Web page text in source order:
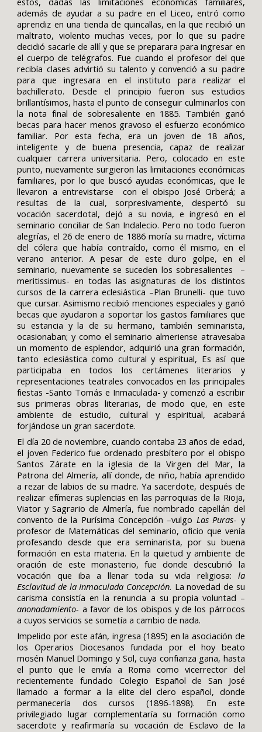
además de ayudar a su padre en el Liceo, entró como
aprendiz en una tienda de quincallas, en la que recibió un
maltrato, violento muchas veces, por lo que su padre
decidió sacarle de allí y que se preparara para ingresar en
el cuerpo de telégrafos. Fue cuando el profesor del que
recibía clases advirtió su talento y convenció a su padre
para que ingresara en el instituto para realizar el
bachillerato. Desde el principio fueron sus estudios
brillantísimos, hasta el punto de conseguir culminarlos con
la nota final de sobresaliente en 1885. También ganó
becas para hacer menos gravoso el esfuerzo económico
familiar. Por esta fecha, era un joven de 18 años,
inteligente y de buena presencia, capaz de realizar
cualquier carrera universitaria. Pero, colocado en este
punto, nuevamente surgieron las limitaciones económicas
familiares, por lo que buscó ayudas económicas, que le
llevaron a entrevistarse con el obispo José Orberá; a
resultas de la cual, sorpresivamente, despertó su
vocación sacerdotal, dejó a su novia, e ingresó en el
seminario conciliar de San Indalecio. Pero no todo fueron
alegrías, el 26 de enero de 1886 moría su madre, víctima
del cólera que había contraído, como él mismo, en el
verano anterior. A pesar de este duro golpe, en el
seminario, nuevamente se suceden los sobresalientes –
meritissimus- en todas las asignaturas de los distintos
cursos de la carrera eclesiástica –Plan Brunelli- que tuvo
que cursar. Asimismo recibió menciones especiales y ganó
becas que ayudaron a soportar los gastos familiares que
su estancia y la de su hermano, también seminarista,
ocasionaban; y como el seminario almeriense atravesaba
un momento de esplendor, adquirió una gran formación,
tanto eclesiástica como cultural y espiritual, Es así que
participaba en todos los certámenes literarios y
representaciones teatrales convocados en las principales
fiestas -Santo Tomás e Inmaculada- y comenzó a escribir
sus primeras obras literarias, de modo que, en este
ambiente de estudio, cultural y espiritual, acabará
forjándose un gran sacerdote.
El día 20 de noviembre, cuando contaba 23 años de edad,
el joven Federico fue ordenado presbítero por el obispo
Santos Zárate en la iglesia de la Virgen del Mar, la
Patrona del Almería, allí donde, de niño, había aprendido
a rezar de labios de su madre. Ya sacerdote, después de
realizar efímeras suplencias en las parroquias de la Rioja,
Viator y Sagrario de Almería, fue nombrado capellán del
convento de la Purísima Concepción –vulgo Las Puras- y
profesor de Matemáticas del seminario, oficio que venía
profesando desde que era seminarista, por su buena
formación en esta materia. En la quietud y ambiente de
oración de este monasterio, fue donde descubrió la
vocación que iba a llenar toda su vida religiosa: la
Esclavitud de la Inmaculada Concepción. La novedad de su
carisma consistía en la renuncia a su propia voluntad –
anonadamiento- a favor de los obispos y de los párrocos
a cuyos servicios se sometía a cambio de nada.
Impelido por este afán, ingresa (1895) en la asociación de
los Operarios Diocesanos fundada por el hoy beato
mosén Manuel Domingo y Sol, cuya confianza gana, hasta
el punto que le envía a Roma como vicerrector del
recientemente fundado Colegio Español de San José
llamado a formar a la elite del clero español, donde
permanecería dos cursos (1896-1898). En este
privilegiado lugar complementaría su formación como
sacerdote y reafirmaría su vocación de Esclavo de la